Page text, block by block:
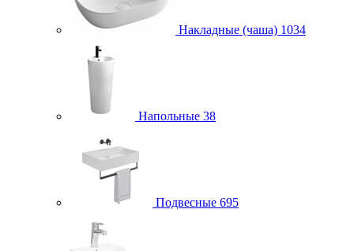
Накладные (чаша) 1034
Напольные 38
Подвесные 695